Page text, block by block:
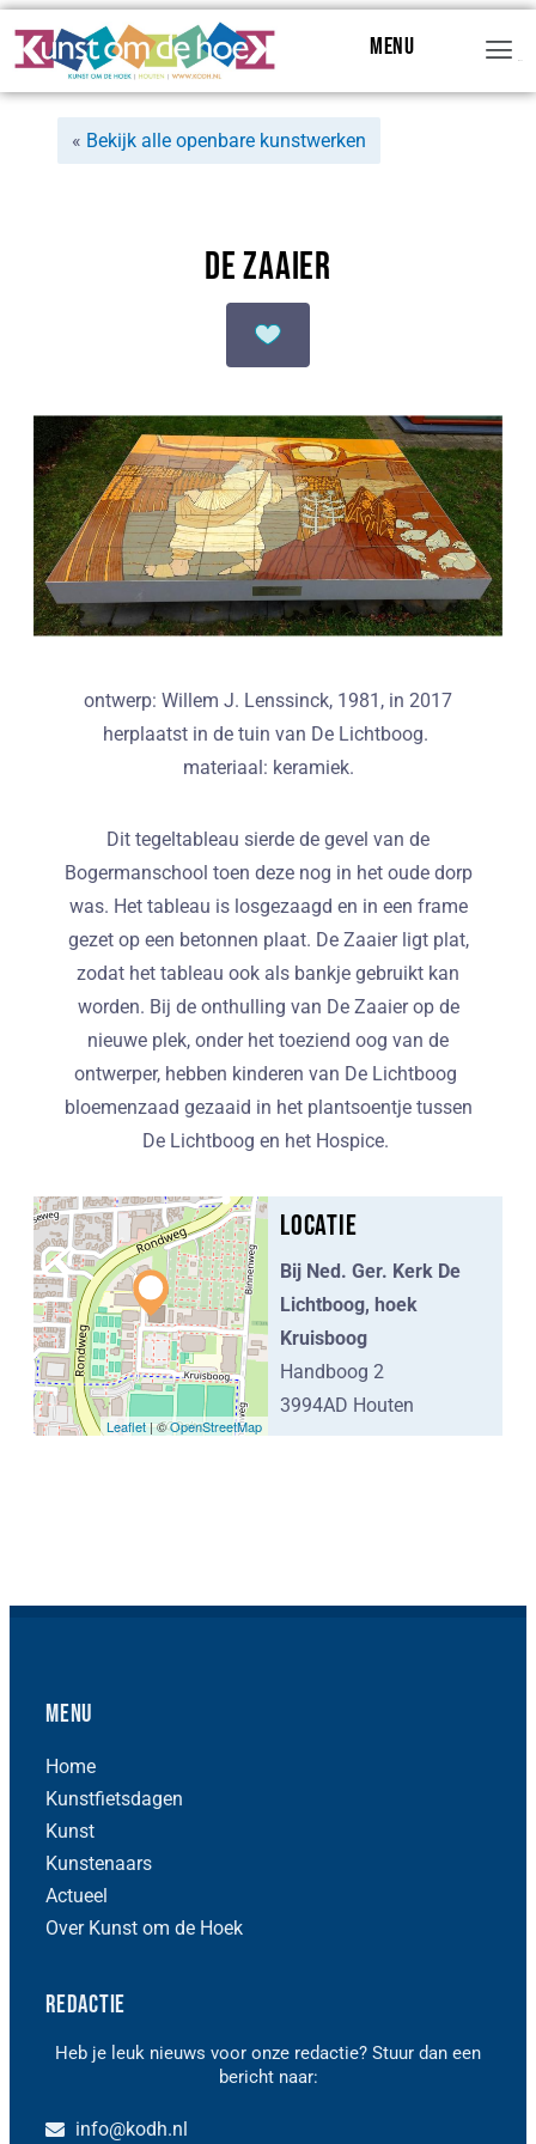
Menu
« Bekijk alle openbare kunstwerken
De Zaaier
ontwerp: Willem J. Lenssinck, 1981, in 2017
herplaatst in de tuin van De Lichtboog.
materiaal: keramiek.
Dit tegeltableau sierde de gevel van de
Bogermanschool toen deze nog in het oude dorp
was. Het tableau is losgezaagd en in een frame
gezet op een betonnen plaat. De Zaaier ligt plat,
zodat het tableau ook als bankje gebruikt kan
worden. Bij de onthulling van De Zaaier op de
nieuwe plek, onder het toeziend oog van de
ontwerper, hebben kinderen van De Lichtboog
bloemenzaad gezaaid in het plantsoentje tussen
De Lichtboog en het Hospice.
Leaflet| ©OpenStreetMap
Locatie
Bij Ned. Ger. Kerk De
Lichtboog, hoek
Kruisboog
Handboog 2
3994AD Houten
Menu
Home
Kunstfietsdagen
Kunst
Kunstenaars
Actueel
Over Kunst om de Hoek
Redactie
Heb je leuk nieuws voor onze redactie? Stuur dan een
bericht naar:
info@kodh.nl